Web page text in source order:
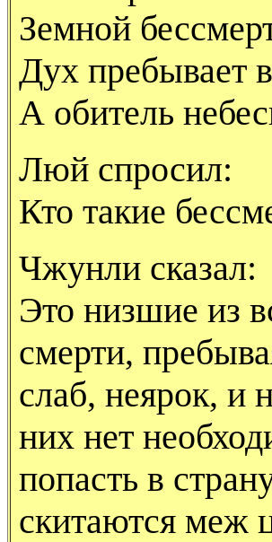
Земной
Дух пребывает
А обитель
Люй спросил:
Кто такие
Чжунли сказал:
Это низшие из
смерти,
слаб, неярок, и
них нет
попасть в
скитаются меж